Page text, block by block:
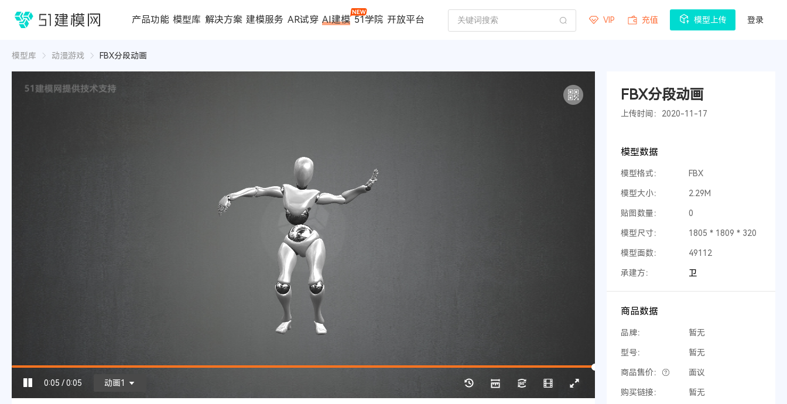
1688
产品功能
3D编辑器
在线3D工具
模型库 解决方案 建模服务 AR试穿 AI建模 51学院 开放平台 VIP 充值 模型上传 登录
模型库 动漫游戏 FBX分段动画
0:05 / 0:05 动画1
FBX分段动画
上传时间：2020-11-17
模型数据
模型格式： FBX
模型大小： 2.29M
贴图数量： 0
模型尺寸： 1805 * 1809 * 320
模型面数： 49112
承建方： 卫
商品数据
品牌： 暂无
型号： 暂无
商品售价： 面议
购买链接： 暂无